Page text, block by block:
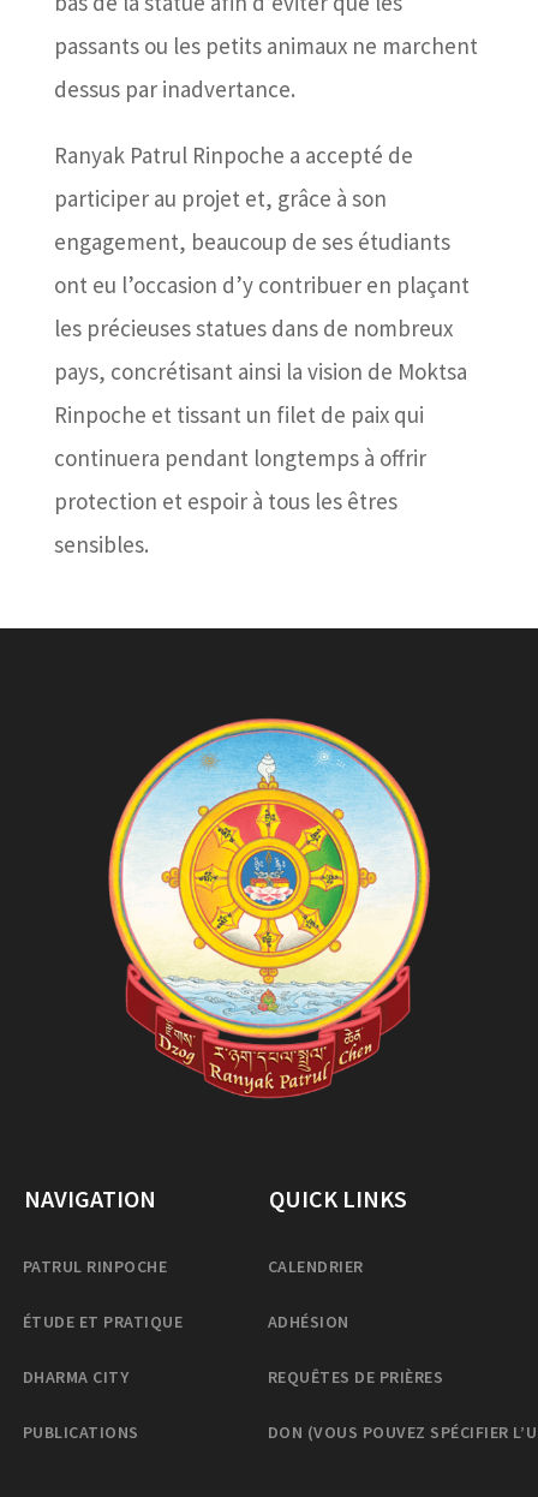
passants ou les petits animaux ne marchent
dessus par inadvertance.
Ranyak Patrul Rinpoche a accepté de
participer au projet et, grâce à son
engagement, beaucoup de ses étudiants
ont eu l’occasion d’y contribuer en plaçant
les précieuses statues dans de nombreux
pays, concrétisant ainsi la vision de Moktsa
Rinpoche et tissant un filet de paix qui
continuera pendant longtemps à offrir
protection et espoir à tous les êtres
sensibles.
NAVIGATION
PATRUL RINPOCHE
ÉTUDE ET PRATIQUE
DHARMA CITY
PUBLICATIONS
QUICK LINKS
CALENDRIER
ADHÉSION
REQUÊTES DE PRIÈRES
DON (VOUS POUVEZ SPÉCIFIER